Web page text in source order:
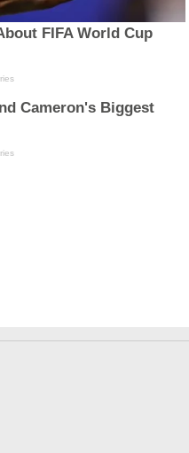
FIFA World Cup
Cameron's Biggest